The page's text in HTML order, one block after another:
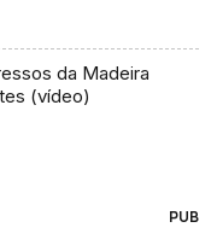
da Madeira
(vídeo)
PUB